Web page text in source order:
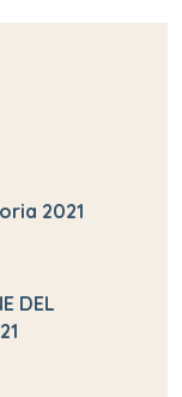
2021
DEL